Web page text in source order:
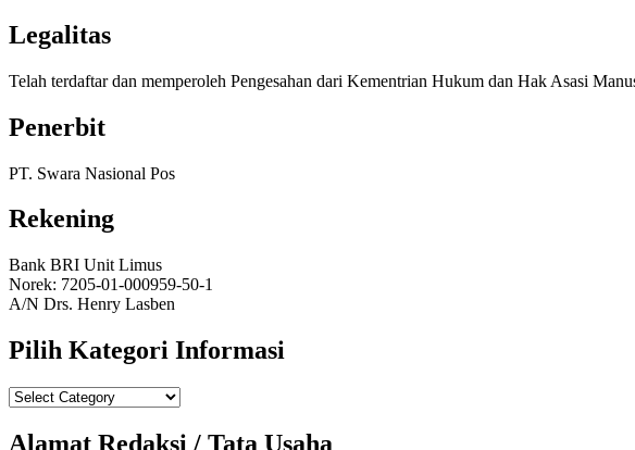
Legalitas
Telah terdaftar dan memperoleh Pengesahan dari Kementrian Hukum dan Hak Asasi
Penerbit
PT. Swara Nasional Pos
Rekening
Bank BRI Unit Limus
Norek: 7205-01-000959-50-1
A/N Drs. Henry Lasben
Pilih Kategori Informasi
Pilih
Informasi
Alamat Redaksi / Tata Usaha